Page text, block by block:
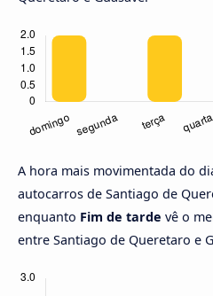
A hora mais movimentada do
autocarros de Santiago de
enquanto Fim de tarde vê o
entre Santiago de Queretaro e